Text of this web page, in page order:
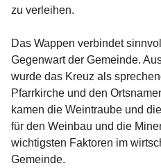
zu verleihen.
Das Wappen verbindet
Gegenwart der Gemeinde.
wurde das Kreuz als
Pfarrkirche und den
kamen die Weintraube und
für den Weinbau und die
wichtigsten Faktoren im
Gemeinde.